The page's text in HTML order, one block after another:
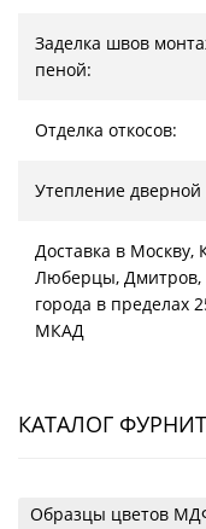
Заделка швов
пеной:
Отделка откосов:
Утепление дверной
Доставка в Москву,
Люберцы,
города в пределах
МКАД
КАТАЛОГ
Образцы цветов